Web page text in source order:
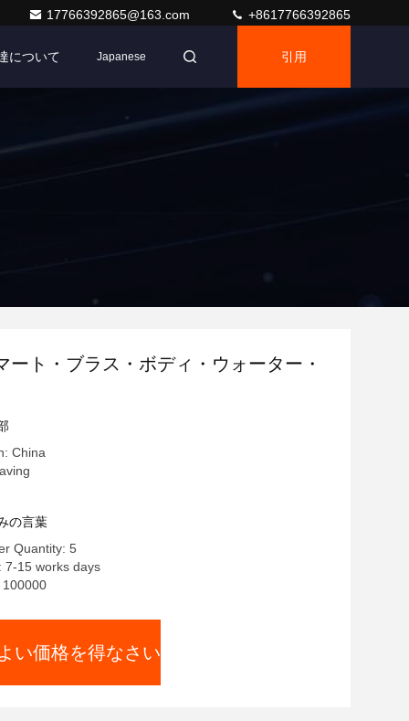
17766392865@163.com +8617766392865
について Japanese 引用
ート・ブラス・ボディ・ウォーター・
China
の言葉
Quantity: 5
7-15 works days
100000
い価格を得なさい